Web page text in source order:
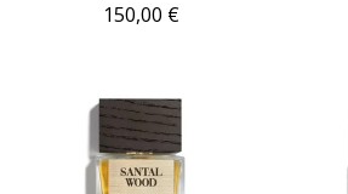
150,00 €